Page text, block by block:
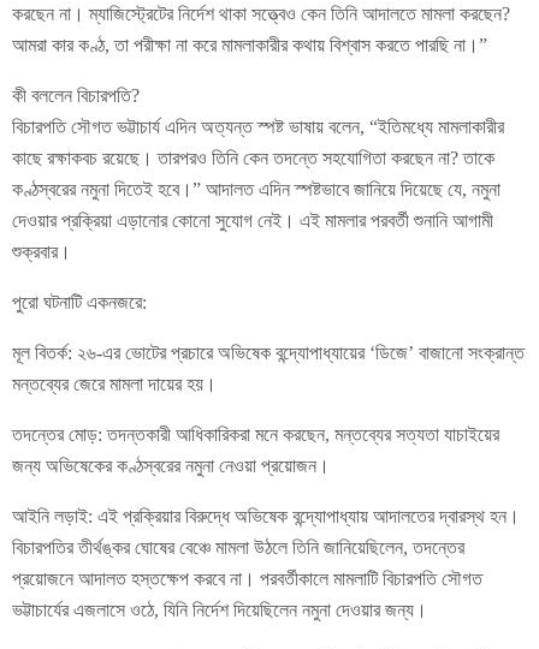
করছেন না। ম্যাজিস্ট্রেটের নির্দেশ থাকা সত্ত্বেও কেন তিনি আদালতে মামলা করছেন?
আমরা কার কণ্ঠ, তা পরীক্ষা না করে মামলাকারীর কথায় বিশ্বাস করতে পারছি না।”
কী বললেন বিচারপতি?
বিচারপতি সৌগত ভট্টাচার্য এদিন অত্যন্ত স্পষ্ট ভাষায় বলেন, “ইতিমধ্যে মামলাকারীর
কাছে রক্ষাকবচ রয়েছে। তারপরও তিনি কেন তদন্তে সহযোগিতা করছেন না? তাকে
কণ্ঠস্বরের নমুনা দিতেই হবে।” আদালত এদিন স্পষ্টভাবে জানিয়ে দিয়েছে যে, নমুনা
দেওয়ার প্রক্রিয়া এড়ানোর কোনো সুযোগ নেই। এই মামলার পরবর্তী শুনানি আগামী
শুক্রবার।
পুরো ঘটনাটি একনজরে:
মূল বিতর্ক: ২৬-এর ভোটের প্রচারে অভিষেক বন্দ্যোপাধ্যায়ের ‘ডিজে’ বাজানো সংক্রান্ত
মন্তব্যের জেরে মামলা দায়ের হয়।
তদন্তের মোড়: তদন্তকারী আধিকারিকরা মনে করছেন, মন্তব্যের সত্যতা যাচাইয়ের
জন্য অভিষেকের কণ্ঠস্বরের নমুনা নেওয়া প্রয়োজন।
আইনি লড়াই: এই প্রক্রিয়ার বিরুদ্ধে অভিষেক বন্দ্যোপাধ্যায় আদালতের দ্বারস্থ হন।
বিচারপতির তীর্থঙ্কর ঘোষের বেঞ্চে মামলা উঠলে তিনি জানিয়েছিলেন, তদন্তের
প্রয়োজনে আদালত হস্তক্ষেপ করবে না। পরবর্তীকালে মামলাটি বিচারপতি সৌগত
ভট্টাচার্যের এজলাসে ওঠে, যিনি নির্দেশ দিয়েছিলেন নমুনা দেওয়ার জন্য।